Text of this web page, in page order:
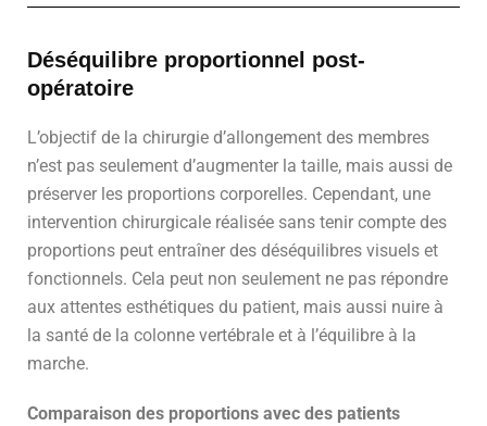
Déséquilibre proportionnel post-
opératoire
L’objectif de la chirurgie d’allongement des membres
n’est pas seulement d’augmenter la taille, mais aussi de
préserver les proportions corporelles. Cependant, une
intervention chirurgicale réalisée sans tenir compte des
proportions peut entraîner des déséquilibres visuels et
fonctionnels. Cela peut non seulement ne pas répondre
aux attentes esthétiques du patient, mais aussi nuire à
la santé de la colonne vertébrale et à l’équilibre à la
marche.
Comparaison des proportions avec des patients